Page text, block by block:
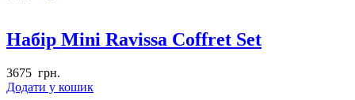
Набір Mini Ravissa Coffret Set
3675 грн.
Додати у кошик